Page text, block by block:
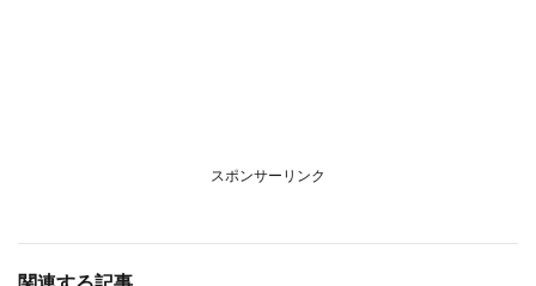
スポンサーリンク